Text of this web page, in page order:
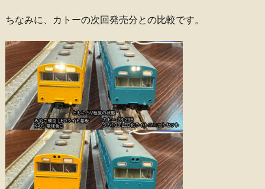
ちなみに、カトーの次回発売分との比較です。